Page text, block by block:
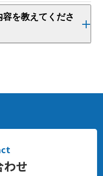
を教えてくださ
わせ